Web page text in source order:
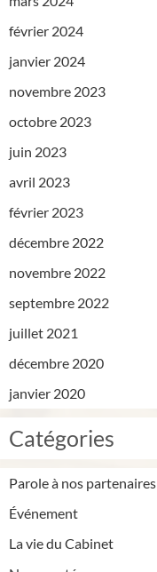
février 2024
janvier 2024
novembre 2023
octobre 2023
juin 2023
avril 2023
février 2023
décembre 2022
novembre 2022
septembre 2022
juillet 2021
décembre 2020
janvier 2020
Catégories
Parole à nos partenaires
Événement
La vie du Cabinet